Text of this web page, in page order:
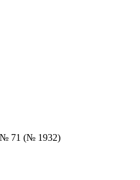
№ 71 (№ 1932)